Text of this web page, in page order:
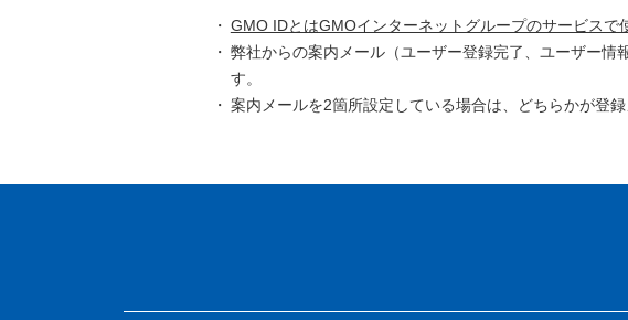
GMO IDとはGMOインターネットグループのサービスで
弊社からの案内メール（ユーザー登録完了、ユーザー情
す。
案内メールを2箇所設定している場合は、どちらかが登録